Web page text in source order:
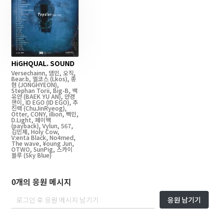
HiGHQUAL. SOUND
Versechainn, 댐민, 오직,
Bear.b, 엘코스(Lkos), 종
현 (JONGHYEON),
Stephan Torii, Big-B, 백
유안(BAEK YU AN), 안경
잰이,ID EGO (ID EGO),추
진력(ChuJinRyeog),
Otter, CONY,illion,빡민,
D.Light, 페이백
(payback), Vylun, 567,
김민제, Holy Cow,
V:enta Black, No4med,
The wave, ¥oung Jun,
OTWO, SunPig, 스카이
블루(Sky Blue)
0개의 응원 메시지
응원 남기기